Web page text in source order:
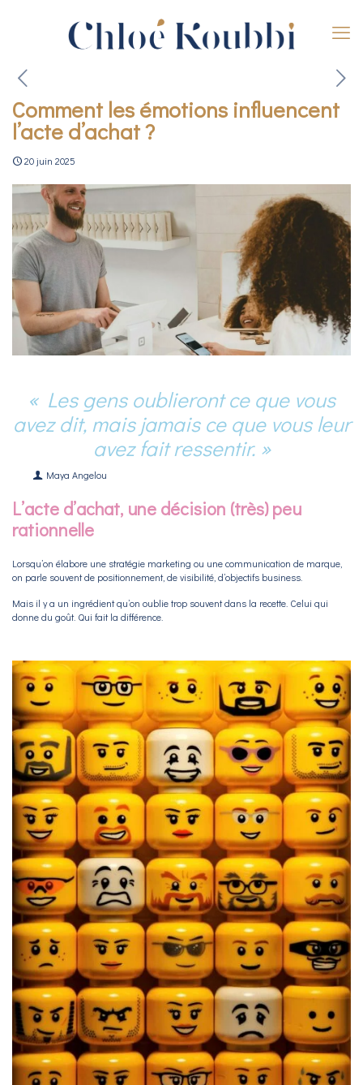
Comment les émotions influencent
l’acte d’achat ?
20 juin 2025
« Les gens oublieront ce que vous
avez dit, mais jamais ce que vous leur
avez fait ressentir. »
Maya Angelou
L’acte d’achat, une décision (très) peu
rationnelle
Lorsqu’on élabore une stratégie marketing ou une communication de marque,
on parle souvent de positionnement, de visibilité, d’objectifs business.
Mais il y a un ingrédient qu’on oublie trop souvent dans la recette. Celui qui
donne du goût. Qui fait la différence.